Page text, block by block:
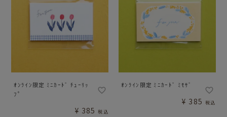
ｵﾝﾗｲﾝ限定 ﾐﾆｶｰﾄﾞ ﾁｭｰﾘｯ
ﾌﾟ
¥ 385 税込
ｵﾝﾗｲﾝ限定 ﾐﾆｶｰﾄﾞ ﾐﾓｻﾞ
¥ 385 税込